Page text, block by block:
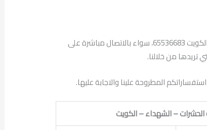
يمكنكم التواصل معنا من خلال رقم الهاتف الموحد لدينا بالكويت 65536683، سواء بالاتصال مباشرة على
تريدها من خلالنا.
المطروحة علينا والاجابة عليها.
– الشهداء – الكويت